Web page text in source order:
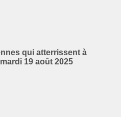
qui atterrissent à
19 août 2025